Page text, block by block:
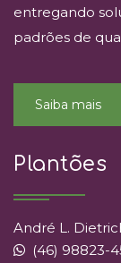
entregando
padrões de
Saiba mais
Plantões
André L.
(46) 98823-